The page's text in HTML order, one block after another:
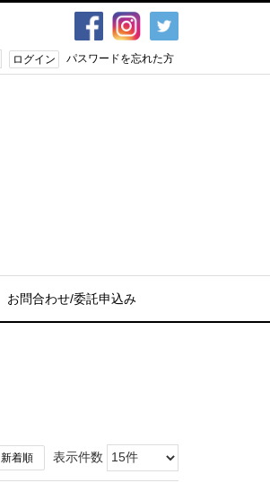
パスワードを忘れた方
お問合わせ/委託申込み
新着順 表示件数